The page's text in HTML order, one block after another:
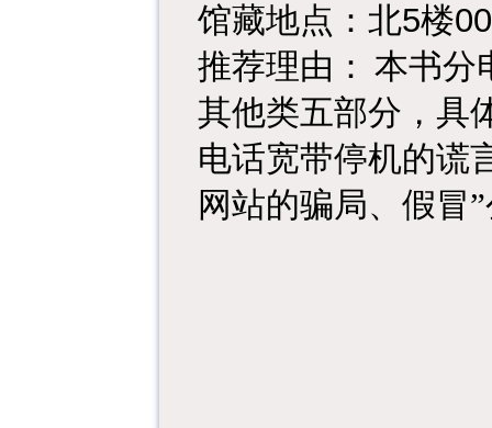
馆藏地点：北5楼
推荐理由： 本书分
其他类五部分，具
电话宽带停机的谎
网站的骗局、假冒